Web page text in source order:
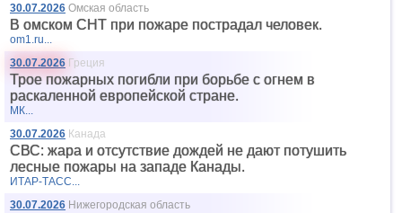
30.07.2026 Омская область
В омском СНТ при пожаре пострадал человек.
om1.ru...
30.07.2026 Греция
Трое пожарных погибли при борьбе с огнем в
раскаленной европейской стране.
МК...
30.07.2026 Канада
СВС: жара и отсутствие дождей не дают потушить
лесные пожары на западе Канады.
ИТАР-ТАСС...
30.07.2026 Нижегородская область